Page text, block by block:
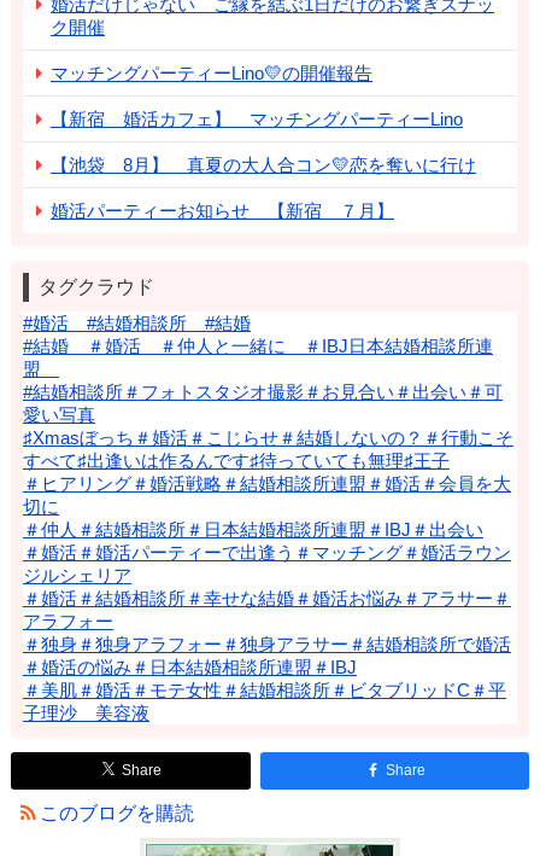
婚活だけじゃない ご縁を結ぶ1日だけのお繋ぎスナッ
ク開催
マッチングパーティーLino💛の開催報告
【新宿 婚活カフェ】 マッチングパーティーLino
【池袋 8月】 真夏の大人合コン💛恋を奪いに行け
婚活パーティーお知らせ 【新宿 ７月】
タグクラウド
#婚活 #結婚相談所 #結婚
#結婚 ＃婚活 ＃仲人と一緒に ＃IBJ日本結婚相談所連
盟
#結婚相談所＃フォトスタジオ撮影＃お見合い＃出会い＃可
愛い写真
♯Xmasぼっち＃婚活＃こじらせ＃結婚しないの？＃行動こそ
すべて♯出逢いは作るんです♯待っていても無理♯王子
＃ヒアリング＃婚活戦略＃結婚相談所連盟＃婚活＃会員を大
切に
＃仲人＃結婚相談所＃日本結婚相談所連盟＃IBJ＃出会い
＃婚活＃婚活パーティーで出逢う＃マッチング＃婚活ラウン
ジルシェリア
＃婚活＃結婚相談所＃幸せな結婚＃婚活お悩み＃アラサー＃
アラフォー
＃独身＃独身アラフォー＃独身アラサー＃結婚相談所で婚活
＃婚活の悩み＃日本結婚相談所連盟＃IBJ
＃美肌＃婚活＃モテ女性＃結婚相談所＃ビタブリッドC＃平
子理沙 美容液
Share Share
このブログを購読